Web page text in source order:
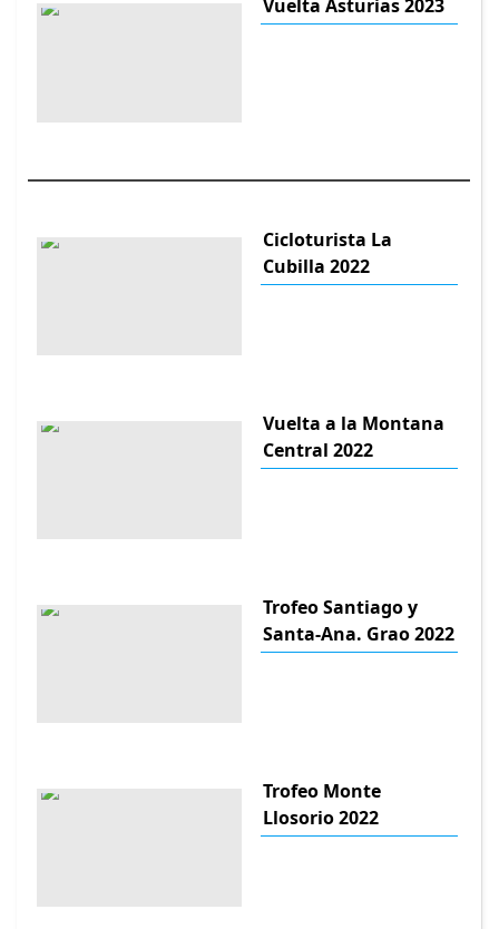
Vuelta Asturias 2023
Cicloturista La
Cubilla 2022
Vuelta a la Montana
Central 2022
Trofeo Santiago y
Santa-Ana. Grao 2022
Trofeo Monte
Llosorio 2022